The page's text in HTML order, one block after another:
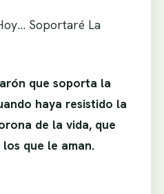
Soportaré La
que soporta la
haya resistido la
de la vida, que
que le aman.